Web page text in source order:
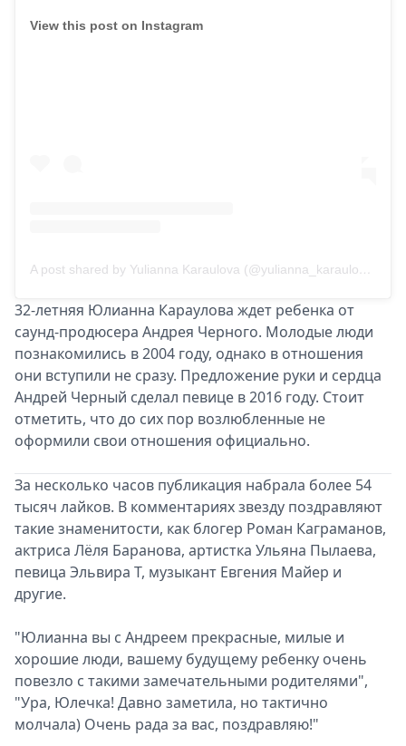
View this post on Instagram
32-летняя Юлианна Караулова ждет ребенка от
саунд-продюсера Андрея Черного. Молодые люди
познакомились в 2004 году, однако в отношения
они вступили не сразу. Предложение руки и сердца
Андрей Черный сделал певице в 2016 году. Стоит
отметить, что до сих пор возлюбленные не
оформили свои отношения официально.
За несколько часов публикация набрала более 54
тысяч лайков. В комментариях звезду поздравляют
такие знаменитости, как блогер Роман Каграманов,
актриса Лёля Баранова, артистка Ульяна Пылаева,
певица Эльвира Т, музыкант Евгения Майер и
другие.
"Юлианна вы с Андреем прекрасные, милые и
хорошие люди, вашему будущему ребенку очень
повезло с такими замечательными родителями",
"Ура, Юлечка! Давно заметила, но тактично
молчала) Очень рада за вас, поздравляю!"